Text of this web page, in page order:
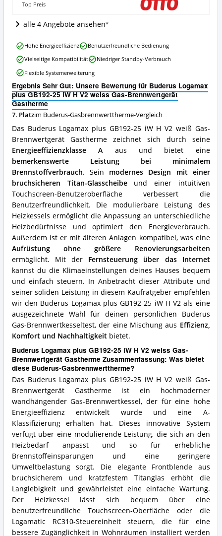
V2
weiss
Gas-
Gastherme
Angebote:
Wo
ist
diese
Buderus-
Gasbrennwerttherme
erhältlich?
Top Preis
alle 4 Angebote ansehen
Ergebnis Sehr Gut: Unsere Bewertung für Buderus Logamax
plus GB192-25 iW H V2 weiss Gas-Brennwertgerät
Gastherme
7. Platzim Buderus-Gasbrennwerttherme-Vergleich
Das Buderus Logamax plus GB192-25 iW H V2 weiß Gas-
Brennwertgerät Gastherme zeichnet sich durch seine
Energieeffizienzklasse A aus und bietet eine
bemerkenswerte Leistung bei minimalem
Brennstoffverbrauch. Sein modernes Design mit einer
bruchsicheren Titan-Glasscheibeund einer intuitiven
Touchscreen-Benutzeroberfläche verbessert die
Benutzerfreundlichkeit. Die modulierbare Leistung des
Heizkessels ermöglicht die Anpassung an unterschiedliche
Heizbedürfnisse und optimiert den Energieverbrauch.
Außerdem ist er mit älteren Anlagen kompatibel, was eine
Aufrüstung ohne größere Renovierungsarbeiten
ermöglicht. Mit der Fernsteuerung über das Internet
kannst du die Klimaeinstellungen deines Hauses bequem
und einfach steuern. In Anbetracht dieser Attribute und
seiner soliden Leistung in diesem Kaufratgeber empfehlen
wir den Buderus Logamax plus GB192-25 iW H V2 als eine
ausgezeichnete Wahl für deinen persönlichen Buderus
Gas-Brennwertkesseltest, der eine Mischung aus Effizienz,
Komfort und Nachhaltigkeitbietet.
Buderus Logamax plus GB192-25 iW H V2 weiss Gas-
Brennwertgerät Gastherme Zusammenfassung: Was bietet
diese Buderus-Gasbrennwerttherme?
Das Buderus Logamax plus GB192-25 iW H V2 weiß Gas-
Brennwertgerät Gastherme ist ein hochmoderner
wandhängender Gas-Brennwertkessel, der für eine hohe
Energieeffizienz entwickelt wurde und eine A-
Klassifizierung erhalten hat. Dieses innovative System
verfügt über eine modulierende Leistung, die sich an den
Heizbedarf anpasst und so für erhebliche
Brennstoffeinsparungen und eine geringere
Umweltbelastung sorgt. Die elegante Frontblende aus
bruchsicherem und kratzfestem Titanglas erhöht die
Langlebigkeit und gewährleistet eine einfache Wartung.
Der Heizkessel lässt sich bequem über eine
benutzerfreundliche Touchscreen-Oberfläche oder die
Logamatic RC310-Steuereinheit steuern, die für eine
bessere Zugänglichkeit in Wohnräumen installiert werden
Buderus
Logamax
plus
GB192-
25
iW
H
V2
weiss
Gas-
Brennwertgerät
Gastherme
Vorteile:
Was
spricht
für
diese
Buderus-
Gasbrennwerttherme?
Hohe Energieeffizienz
Benutzerfreundliche Bedienung
Vielseitige Kompatibilität
Niedriger Standby-Verbrauch
Flexible Systemerweiterung